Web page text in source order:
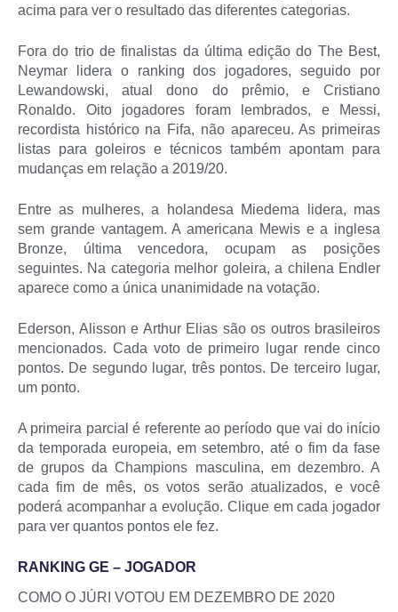
acima para ver o resultado das diferentes categorias.
Fora do trio de finalistas da última edição do The Best,
Neymar lidera o ranking dos jogadores, seguido por
Lewandowski, atual dono do prêmio, e Cristiano
Ronaldo. Oito jogadores foram lembrados, e Messi,
recordista histórico na Fifa, não apareceu. As primeiras
listas para goleiros e técnicos também apontam para
mudanças em relação a 2019/20.
Entre as mulheres, a holandesa Miedema lidera, mas
sem grande vantagem. A americana Mewis e a inglesa
Bronze, última vencedora, ocupam as posições
seguintes. Na categoria melhor goleira, a chilena Endler
aparece como a única unanimidade na votação.
Ederson, Alisson e Arthur Elias são os outros brasileiros
mencionados. Cada voto de primeiro lugar rende cinco
pontos. De segundo lugar, três pontos. De terceiro lugar,
um ponto.
A primeira parcial é referente ao período que vai do início
da temporada europeia, em setembro, até o fim da fase
de grupos da Champions masculina, em dezembro. A
cada fim de mês, os votos serão atualizados, e você
poderá acompanhar a evolução. Clique em cada jogador
para ver quantos pontos ele fez.
RANKING GE – JOGADOR
COMO O JÚRI VOTOU EM DEZEMBRO DE 2020